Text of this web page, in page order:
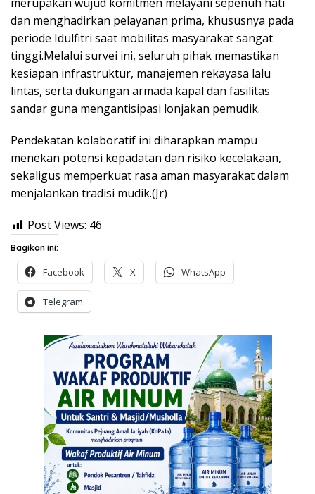
dan menghadirkan pelayanan prima, khususnya pada
periode Idulfitri saat mobilitas masyarakat sangat
tinggi.Melalui survei ini, seluruh pihak memastikan
kesiapan infrastruktur, manajemen rekayasa lalu
lintas, serta dukungan armada kapal dan fasilitas
sandar guna mengantisipasi lonjakan pemudik.
Pendekatan kolaboratif ini diharapkan mampu
menekan potensi kepadatan dan risiko kecelakaan,
sekaligus memperkuat rasa aman masyarakat dalam
menjalankan tradisi mudik.(Jr)
Post Views: 46
Bagikan ini:
Facebook X WhatsApp
Telegram